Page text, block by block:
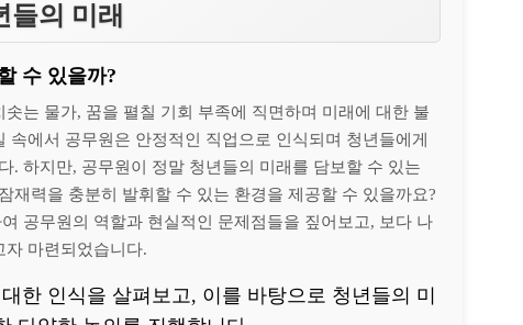
들의 미래
수 있을까?
는 물가, 꿈을 펼칠 기회 부족에 직면하며 미래에 대한 불
속에서 공무원은 안정적인 직업으로 인식되며 청년들에게
. 하지만, 공무원이 정말 청년들의 미래를 담보할 수 있는
재력을 충분히 발휘할 수 있는 환경을 제공할 수 있을까요?
공무원의 역할과 현실적인 문제점들을 짚어보고, 보다 나
자 마련되었습니다.
한 인식을 살펴보고, 이를 바탕으로 청년들의 미